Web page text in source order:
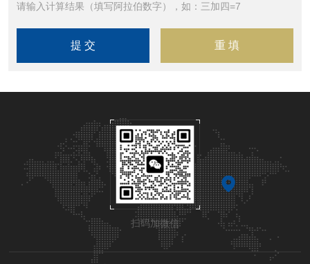
请输入计算结果（填写阿拉伯数字），如：三加四=7
扫码加微信